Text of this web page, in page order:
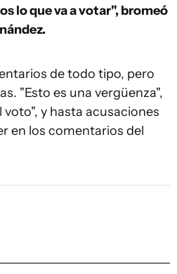
lo que va a votar", bromeó
de todo tipo, pero
"Esto es una vergüenza",
voto", y hasta acusaciones
en los comentarios del